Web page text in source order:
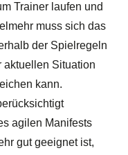
Trainer laufen und
muss sich das
der Spielregeln
aktuellen Situation
kann.
agilen Manifests
gut geeignet ist,